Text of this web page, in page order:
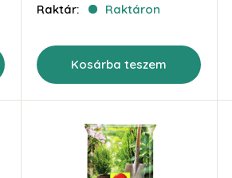
Raktár: Raktáron
Kosárba teszem